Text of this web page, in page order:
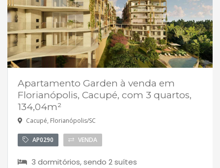
Apartamento Garden à venda em
Florianópolis, Cacupé, com 3 quartos,
134,04m²
Cacupé, Florianópolis/SC
AP0290 VENDA
3 dormitórios, sendo 2 suítes